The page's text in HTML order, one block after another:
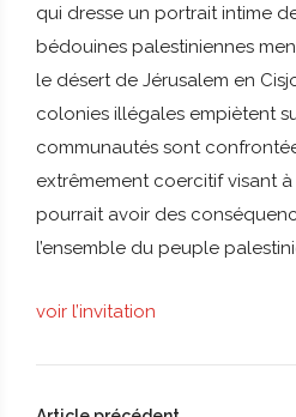
qui dresse un portrait intime
bédouines palestiniennes
le désert de Jérusalem en
colonies illégales empiètent
communautés sont
extrêmement coercitif visant
pourrait avoir des
l’ensemble du peuple
voir l’invitation